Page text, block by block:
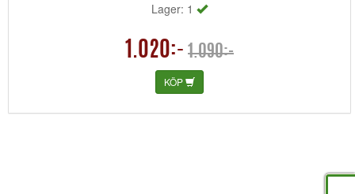
Lager: 1
1.020:- 1.090:-
KÖP